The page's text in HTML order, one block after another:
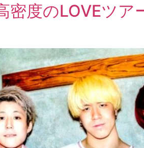
度のLOVEツア